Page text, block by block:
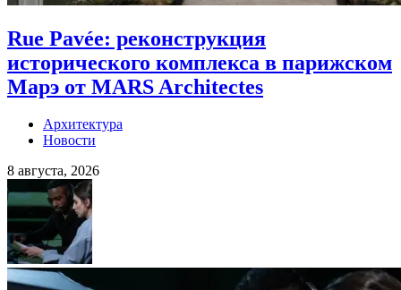
Rue Pavée: реконструкция
исторического комплекса в парижском
Марэ от MARS Architectes
Архитектура
Новости
8 августа, 2026